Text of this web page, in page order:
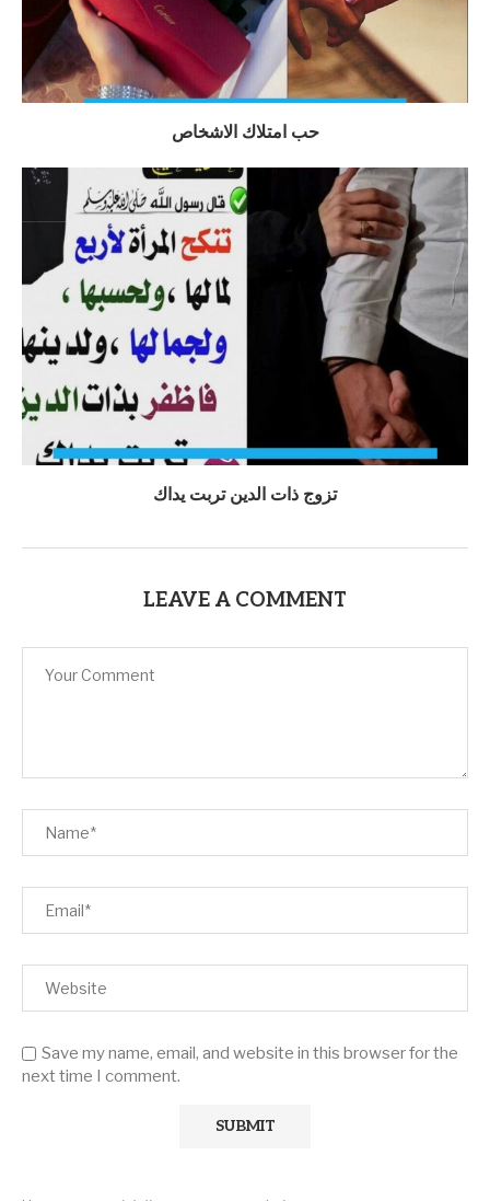
حب امتلاك الاشخاص
تزوج ذات الدين تربت يداك
LEAVE A COMMENT
Save my name, email, and website in this browser for the
next time I comment.